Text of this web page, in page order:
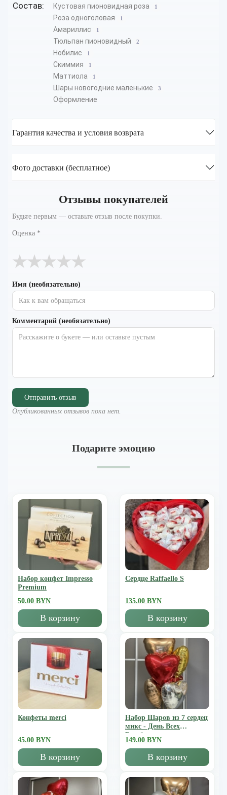
Состав: Кустовая пионовидная роза 1
Роза одноголовая 1
Амариллис 1
Тюльпан пионовидный 2
Нобилис 1
Скиммия 1
Маттиола 1
Шары новогодние маленькие 3
Оформление
Гарантия качества и условия возврата
Фото доставки (бесплатное)
Отзывы покупателей
Будьте первым — оставьте отзыв после покупки.
Оценка *
★
★
★
★
★
Имя (необязательно)
Комментарий (необязательно)
Отправить отзыв
Опубликованных отзывов пока нет.
Подарите эмоцию
Набор конфет Impresso
Premium
50.00 BYN
В корзину
Сердце Raffaello S
135.00 BYN
В корзину
Конфеты merci
45.00 BYN
В корзину
Набор Шаров из 7 сердец
микс - День Всех
Влюбленных
149.00 BYN
В корзину